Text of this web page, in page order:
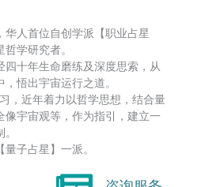
华人首位自创学派【职业占星
学研究者。
四十年生命磨练及深度思索，从
悟出宇宙运行之道。
，近年着力以哲学思想，结合量
像宇宙观等，作为指引，建立一
子占星】一派。